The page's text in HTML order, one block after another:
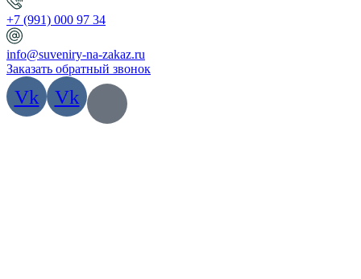
+7 (991) 000 97 34
info@suveniry-na-zakaz.ru
Заказать обратный звонок
Vk Vk